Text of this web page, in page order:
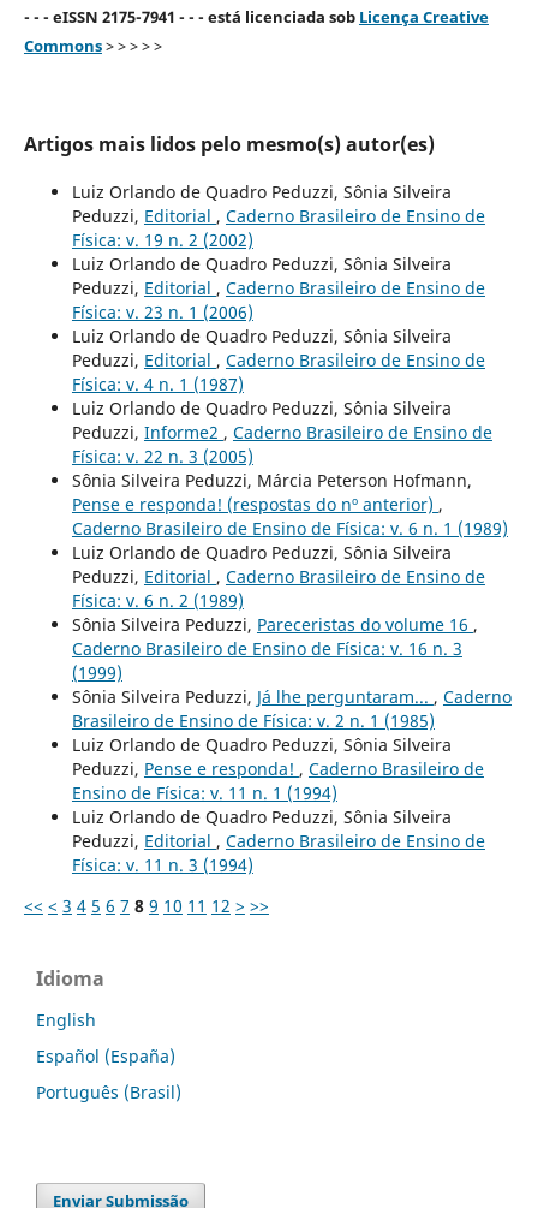
- - - eISSN 2175-7941 - - - está licenciada sob Licença Creative
Commons> > > > >
Artigos mais lidos pelo mesmo(s) autor(es)
Luiz Orlando de Quadro Peduzzi, Sônia Silveira
Peduzzi, Editorial , Caderno Brasileiro de Ensino de
Física: v. 19 n. 2 (2002)
Luiz Orlando de Quadro Peduzzi, Sônia Silveira
Peduzzi, Editorial , Caderno Brasileiro de Ensino de
Física: v. 23 n. 1 (2006)
Luiz Orlando de Quadro Peduzzi, Sônia Silveira
Peduzzi, Editorial , Caderno Brasileiro de Ensino de
Física: v. 4 n. 1 (1987)
Luiz Orlando de Quadro Peduzzi, Sônia Silveira
Peduzzi, Informe2 , Caderno Brasileiro de Ensino de
Física: v. 22 n. 3 (2005)
Sônia Silveira Peduzzi, Márcia Peterson Hofmann,
Pense e responda! (respostas do nº anterior) ,
Caderno Brasileiro de Ensino de Física: v. 6 n. 1 (1989)
Luiz Orlando de Quadro Peduzzi, Sônia Silveira
Peduzzi, Editorial , Caderno Brasileiro de Ensino de
Física: v. 6 n. 2 (1989)
Sônia Silveira Peduzzi, Pareceristas do volume 16 ,
Caderno Brasileiro de Ensino de Física: v. 16 n. 3
(1999)
Sônia Silveira Peduzzi, Já lhe perguntaram... , Caderno
Brasileiro de Ensino de Física: v. 2 n. 1 (1985)
Luiz Orlando de Quadro Peduzzi, Sônia Silveira
Peduzzi, Pense e responda! , Caderno Brasileiro de
Ensino de Física: v. 11 n. 1 (1994)
Luiz Orlando de Quadro Peduzzi, Sônia Silveira
Peduzzi, Editorial , Caderno Brasileiro de Ensino de
Física: v. 11 n. 3 (1994)
<< < 3 4 5 6 7 8 9 10 11 12 > >>
Idioma
English
Español (España)
Português (Brasil)
Enviar Submissão